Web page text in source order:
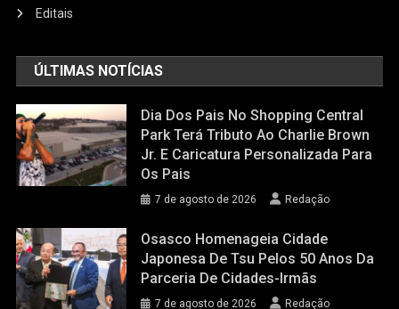
Editais
ÚLTIMAS NOTÍCIAS
Dia Dos Pais No Shopping Central
Park Terá Tributo Ao Charlie Brown
Jr. E Caricatura Personalizada Para
Os Pais
7 de agosto de 2026 Redação
Osasco Homenageia Cidade
Japonesa De Tsu Pelos 50 Anos Da
Parceria De Cidades-Irmãs
7 de agosto de 2026 Redação